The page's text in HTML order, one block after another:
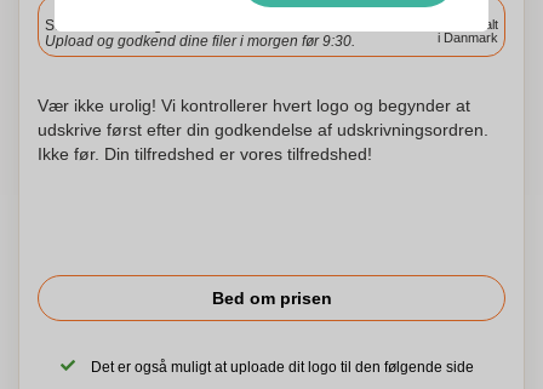
Inkluderet
Standard levering
Upload og godkend dine filer i morgen før 9:30.
Levering overalt
i Danmark
Vær ikke urolig! Vi kontrollerer hvert logo og begynder at
udskrive først efter din godkendelse af udskrivningsordren.
Ikke før. Din tilfredshed er vores tilfredshed!
Bed om prisen
Det er også muligt at uploade dit logo til den følgende side